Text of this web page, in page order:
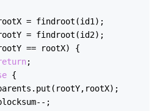
= findroot(id1);
= findroot(id2);
== rootX) {
;
{
;